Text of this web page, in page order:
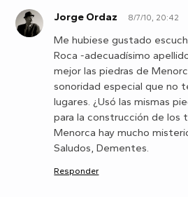
J Jorge Ordaz 8/7/10, 20:42
Me hubiese gustado
Roca -adecuadísimo
mejor las piedras de
sonoridad especial que no
lugares. ¿Usó las mismas
para la construcción de los
Menorca hay mucho
Saludos, Dementes.
Responder